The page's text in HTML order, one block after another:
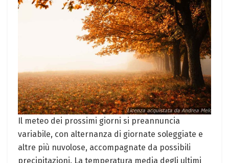
Il meteo‌ dei prossimi‍ giorni si preannuncia‍
variabile, con alternanza⁢ di giornate soleggiate e
altre più ⁣nuvolose, accompagnate da possibili
precipitazioni. La temperatura media degli ⁣ultimi